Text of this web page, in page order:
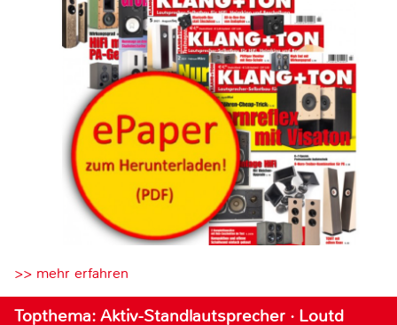
>> mehr erfahren
Topthema: Aktiv-Standlautsprecher · Loutd